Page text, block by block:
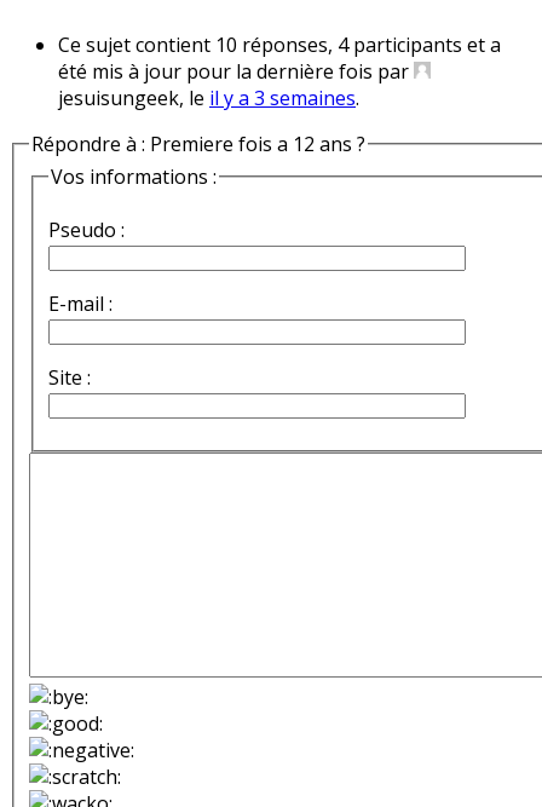
Ce sujet contient 10 réponses, 4 participants et a
été mis à jour pour la dernière fois par
jesuisungeek, le il y a 3 semaines.
Répondre à : Premiere fois a 12 ans ?
Vos informations :
Pseudo :
E-mail :
Site :